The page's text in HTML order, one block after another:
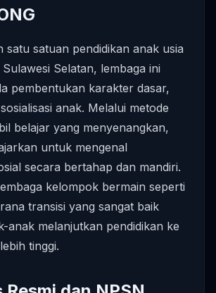
satu satuan pendidikan anak usia
Selatan, lembaga ini
pembentukan karakter dasar,
anak. Melalui metode
belajar yang menyenangkan,
untuk mengenal
secara bertahap dan mandiri.
kelompok bermain seperti
transisi yang sangat baik
anak melanjutkan pendidikan ke
tinggi.